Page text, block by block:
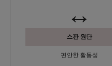
↔️
스판 원단
편안한 활동성